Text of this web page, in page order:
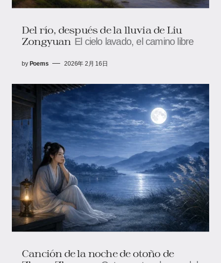
Del río, después de la lluvia de Liu
Zongyuan El cielo lavado, el camino libre
by Poems 2026年 2月 16日
Canción de la noche de otoño de